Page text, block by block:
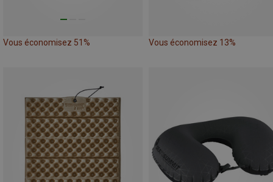
Vous économisez 51% Vous économisez 13%